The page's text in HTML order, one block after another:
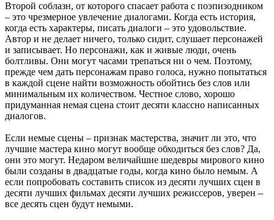
Второй соблазн, от которого спасает работа с поэпизодником
– это чрезмерное увлечение диалогами. Когда есть история,
когда есть характеры, писать диалоги – это удовольствие.
Автор и не делает ничего, только сидит, слушает персонажей
и записывает. Но персонажи, как и живые люди, очень
болтливы. Они могут часами трепаться ни о чем. Поэтому,
прежде чем дать персонажам право голоса, нужно попытаться
в каждой сцене найти возможность обойтись без слов или
минимальным их количеством. Честное слово, хорошо
придуманная немая сцена стоит десяти классно написанных
диалогов.
Если немые сцены – признак мастерства, значит ли это, что
лучшие мастера кино могут вообще обходиться без слов? Да,
они это могут. Недаром величайшие шедевры мирового кино
были созданы в двадцатые годы, когда кино было немым. А
если попробовать составить список из десяти лучших сцен в
десяти лучших фильмах десяти лучших режиссеров, уверен –
все десять сцен будут немыми.